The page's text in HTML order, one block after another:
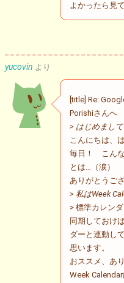
よかったら見
yucovin より
[title] Re:
Porishiさんへ
> はじめまし
こんにちは、
毎日！ こんな
とは…（涙）
ありがとうご
> 私はWeek
> 標準カレン
同期しておけ
ダーと連動し
思います。
おススメ、あ
Week